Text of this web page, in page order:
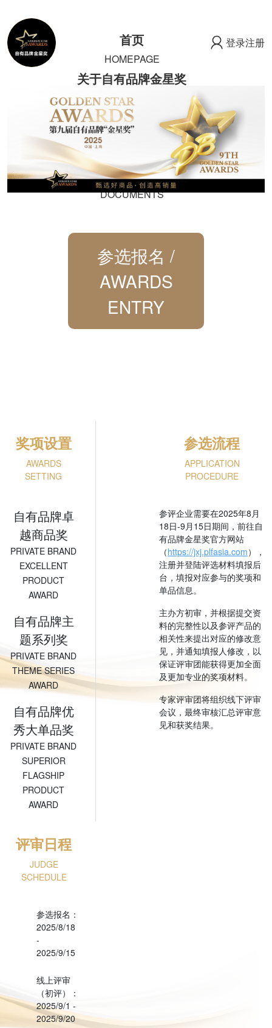
首页
HOMEPAGE
关于自有品牌金星奖
ABOUT GOLDEN STAR
AWARDS
获奖者
申报资料
DOCUMENTS
登录注册
参选报名 /
AWARDS
ENTRY
奖项设置
AWARDS
SETTING
自有品牌卓
越商品奖
PRIVATE BRAND
EXCELLENT
PRODUCT
AWARD
自有品牌主
题系列奖
PRIVATE BRAND
THEME SERIES
AWARD
自有品牌优
秀大单品奖
PRIVATE BRAND
SUPERIOR
FLAGSHIP
PRODUCT
AWARD
参选流程
APPLICATION
PROCEDURE
参评企业需要在2025年8月
18日-9月15日期间，前往自
有品牌金星奖官方网站
（https://jxj.plfasia.com），
注册并登陆评选材料填报后
台，填报对应参与的奖项和
单品信息。
主办方初审，并根据提交资
料的完整性以及参评产品的
相关性来提出对应的修改意
见，并通知填报人修改，以
保证评审团能获得更加全面
及更加专业的奖项材料。
专家评审团将组织线下评审
会议，最终审核汇总评审意
见和获奖结果。
评审日程
JUDGE
SCHEDULE
参选报名：
2025/8/18
-
2025/9/15
线上评审
（初评）：
2025/9/1 -
2025/9/20